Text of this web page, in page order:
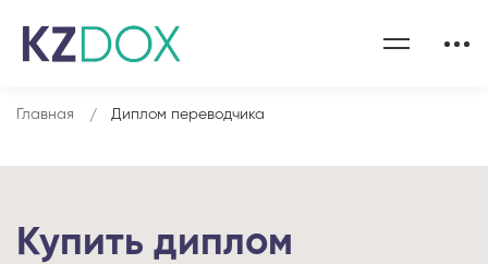
Главная Диплом переводчика
Купить диплом